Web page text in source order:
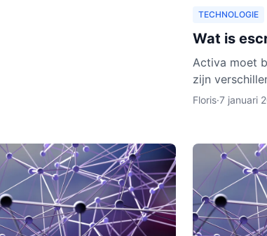
TECHNOLOGIE
Wat is
Activa moet
zijn
doen. Hoe
Floris·7 januari